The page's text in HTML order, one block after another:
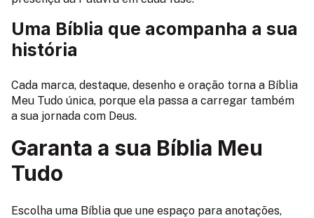
Uma Bíblia que acompanha a sua
história
Cada marca, destaque, desenho e oração torna a Bíblia
Meu Tudo única, porque ela passa a carregar também
a sua jornada com Deus.
Garanta a sua Bíblia Meu
Tudo
Escolha uma Bíblia que une espaço para anotações,